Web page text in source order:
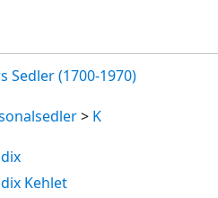
Sedler (1700-1970)
> K
Kehlet